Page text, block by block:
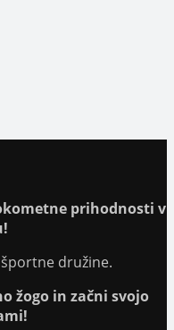
prihodnosti v
družine.
žogo in začni svojo